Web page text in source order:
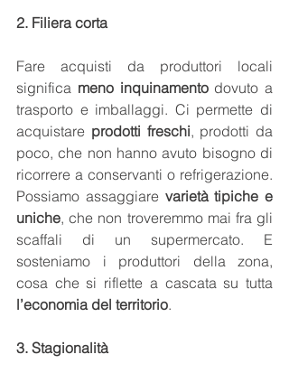
2. Filiera corta
Fare acquisti da produttori locali
significa meno inquinamento dovuto a
trasporto e imballaggi. Ci permette di
acquistare prodotti freschi, prodotti da
poco, che non hanno avuto bisogno di
ricorrere a conservanti o refrigerazione.
Possiamo assaggiare varietà tipiche e
uniche, che non troveremmo mai fra gli
scaffali di un supermercato. E
sosteniamo i produttori della zona,
l’economia del territorio.
3. Stagionalità